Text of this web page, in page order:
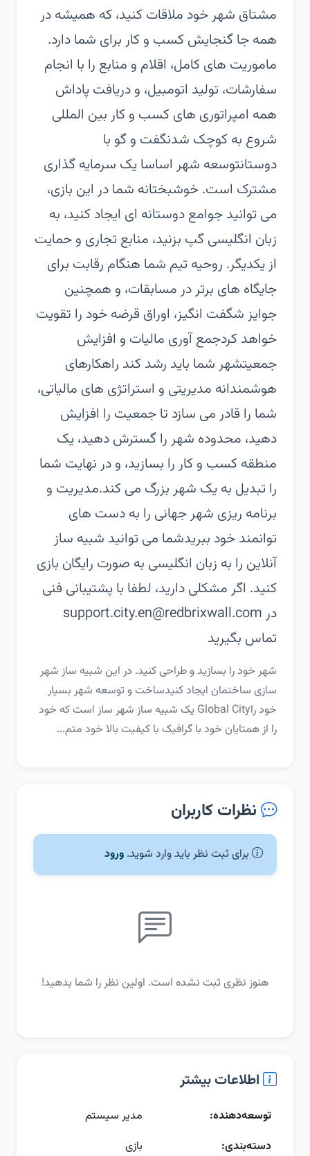
مشتاق شهر خود ملاقات کنید، که همیشه در
همه جا گنجایش کسب و کار برای شما دارد.
ماموریت های کامل، اقلام و منابع را با انجام
سفارشات، تولید اتومبیل، و دریافت پاداش
همه امپراتوری های کسب و کار بین المللی
شروع به کوچک شدن‏گفت و گو با
دوستان‏توسعه شهر اساسا یک سرمایه گذاری
مشترک است. خوشبختانه شما در این بازی،
می توانید جوامع دوستانه ای ایجاد کنید، به
زبان انگلیسی گپ بزنید، منابع تجاری و حمایت
از یکدیگر. روحیه تیم شما هنگام رقابت برای
جایگاه های برتر در مسابقات، و همچنین
جوایز شگفت انگیز، اوراق قرضه خود را تقویت
خواهد کرد‏جمع آوری مالیات و افزایش
جمعیت‏شهر شما باید رشد کند راهکارهای
هوشمندانه مدیریتی و استراتژی های مالیاتی،
شما را قادر می سازد تا جمعیت را افزایش
دهید، محدوده شهر را گسترش دهید، یک
منطقه کسب و کار را بسازید، و در نهایت شما
را تبدیل به یک شهر بزرگ می کند.‏مدیریت و
برنامه ریزی شهر جهانی را به دست های
توانمند خود ببرید‏شما می توانید شبیه ساز
آنلاین را به زبان انگلیسی به صورت رایگان بازی
کنید. اگر مشکلی دارید، لطفا با پشتیبانی فنی
در support.city.en@redbrixwall.com
تماس بگیرید
‏‏شهر خود را بسازید و طراحی کنید. در این شبیه ساز شهر
سازی ساختمان ایجاد کنید‏ساخت و توسعه شهر بسیار
خود را‏Global City یک شبیه ساز شهر ساز است که خود
را از همتایان خود با گرافیک با کیفیت بالا خود متم...
نظرات کاربران
برای ثبت نظر باید وارد شوید. ورود
هنوز نظری ثبت نشده است. اولین نظر را شما بدهید!
اطلاعات بیشتر
توسعه‌دهنده:
مدیر سیستم
دسته‌بندی:
بازی